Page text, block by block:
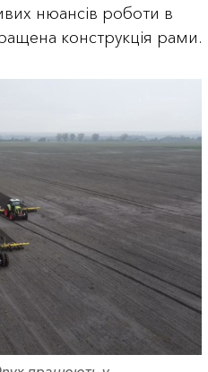
нюансів роботи в
конструкція рами.